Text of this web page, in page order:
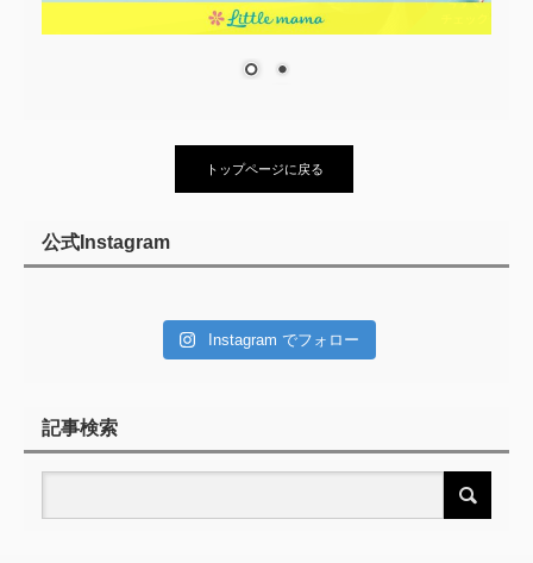
トップページに戻る
公式Instagram
Instagram でフォロー
記事検索